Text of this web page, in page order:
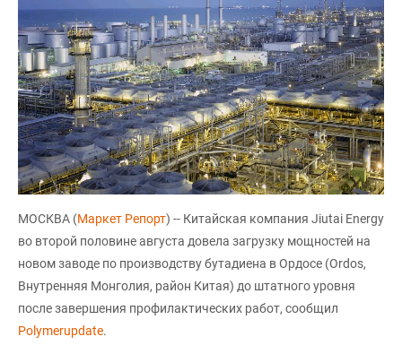
МОСКВА (Маркет Репорт) -- Китайская компания Jiutai Energy
во второй половине августа довела загрузку мощностей на
новом заводе по производству бутадиена в Ордосе (Ordos,
Внутренняя Монголия, район Китая) до штатного уровня
после завершения профилактических работ, сообщил
Polymerupdate.